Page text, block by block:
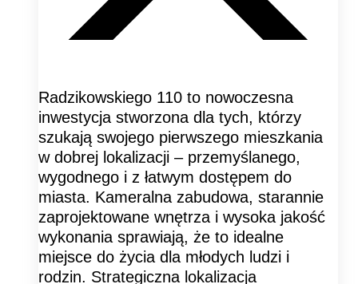
Radzikowskiego 110 to nowoczesna
inwestycja stworzona dla tych, którzy
szukają swojego pierwszego mieszkania
w dobrej lokalizacji – przemyślanego,
wygodnego i z łatwym dostępem do
miasta. Kameralna zabudowa, starannie
zaprojektowane wnętrza i wysoka jakość
wykonania sprawiają, że to idealne
miejsce do życia dla młodych ludzi i
rodzin. Strategiczna lokalizacja